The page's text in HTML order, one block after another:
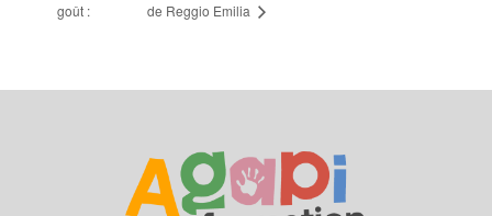
goût :
de Reggio Emilia